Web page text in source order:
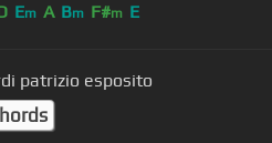
Em A Bm F#m E
patrizio esposito